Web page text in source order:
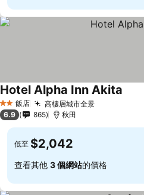
2 星級飯店 高樓層城市全景查看價格
Hotel Alpha Inn Akita
6.9 865 秋田
低至 $2,042
查看其他 3 個網站的價格